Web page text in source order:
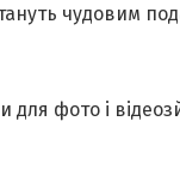
чудовим
для фото і